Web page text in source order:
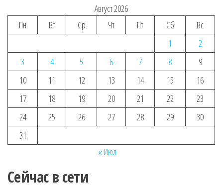
Август 2026
Пн
Вт Ср Чт Пт Сб
Вс
1
2
3
4 5 6 7 8
9
10
11 12 13 14 15
16
17
18 19 20 21 22
23
24
25 26 27 28 29
30
31
« Июл
Сейчас в сети